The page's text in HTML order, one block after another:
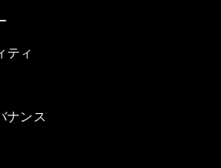
ティ
ナンス